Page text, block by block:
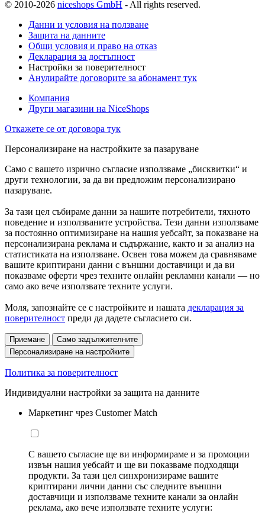
© 2010-2026 niceshops GmbH - All rights reserved.
Данни и условия на ползване
Защита на данните
Общи условия и право на отказ
Декларация за достъпност
Настройки за поверителност
Анулирайте договорите за абонамент тук
Компания
Други магазини на NiceShops
Откажете се от договора тук
Персонализиране на настройките за пазаруване
Само с вашето изрично съгласие използваме „бисквитки“ и
други технологии, за да ви предложим персонализирано
пазаруване.
За тази цел събираме данни за нашите потребители, тяхното
поведение и използваните устройства. Тези данни използваме
за постоянно оптимизиране на нашия уебсайт, за показване на
персонализирана реклама и съдържание, както и за анализ на
статистиката на използване. Освен това можем да сравняваме
вашите криптирани данни с външни доставчици и да ви
показваме оферти чрез техните онлайн рекламни канали — но
само ако вече използвате техните услуги.
Моля, запознайте се с настройките и нашата декларация за
поверителност преди да дадете съгласието си.
Приемане
Само задължителните
Персонализиране на настройките
Политика за поверителност
Индивидуални настройки за защита на данните
Маркетинг чрез Customer Match
С вашето съгласие ще ви информираме и за промоции
извън нашия уебсайт и ще ви показваме подходящи
продукти. За тази цел синхронизираме вашите
криптирани лични данни със следните външни
доставчици и използваме техните канали за онлайн
реклама, ако вече използвате техните услуги: